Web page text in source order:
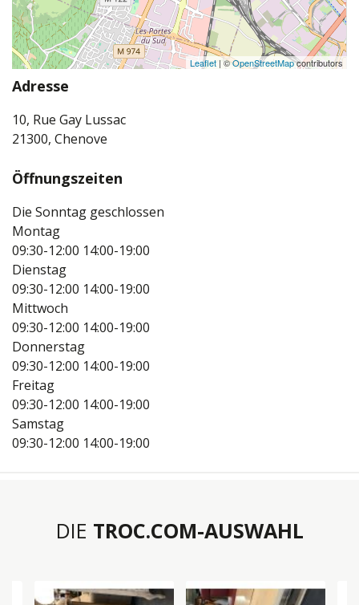
Leaflet | ©OpenStreetMapcontributors
Adresse
10, Rue Gay Lussac
21300, Chenove
Öffnungszeiten
Die Sonntag geschlossen
Montag
09:30-12:00 14:00-19:00
Dienstag
09:30-12:00 14:00-19:00
Mittwoch
09:30-12:00 14:00-19:00
Donnerstag
09:30-12:00 14:00-19:00
Freitag
09:30-12:00 14:00-19:00
Samstag
09:30-12:00 14:00-19:00
DIE TROC.COM-AUSWAHL